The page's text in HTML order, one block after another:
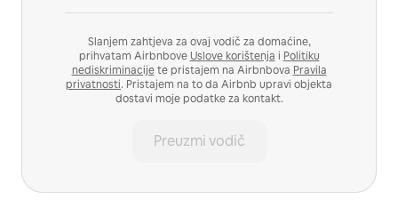
Slanjem zahtjeva za ovaj vodič za domaćine,
prihvatam AirbnboveUslove korištenja i Politiku
nediskriminacijete pristajem na Airbnbova Pravila
privatnosti. Pristajem na to da Airbnb upravi objekta
dostavi moje podatke za kontakt.
Preuzmi vodič